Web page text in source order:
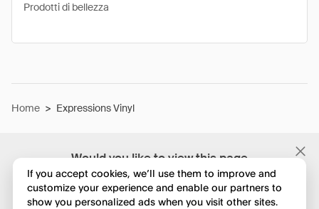
Would you like to view this page
in English?
Prodotti di bellezza
Home > Expressions Vinyl
If you accept cookies, we’ll use them to improve and
customize your experience and enable our partners to
show you personalized ads when you visit other sites.